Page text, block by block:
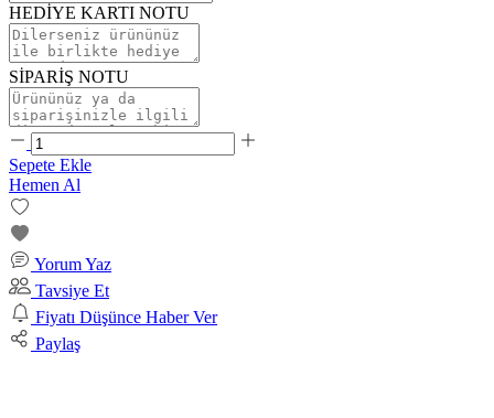
HEDİYE KARTI NOTU
SİPARİŞ NOTU
Sepete Ekle
Hemen Al
Yorum Yaz
Tavsiye Et
Fiyatı Düşünce Haber Ver
Paylaş